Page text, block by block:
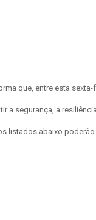
que, entre esta
a segurança, a
listados abaixo